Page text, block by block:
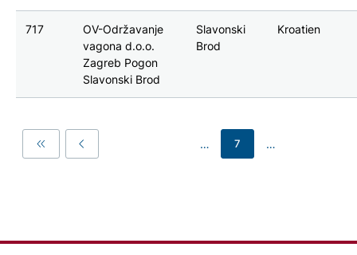
717
OV-Održavanje
vagona d.o.o.
Zagreb Pogon
Slavonski Brod
Slavonski
Brod
Kroatien
First Previous
… 7 …